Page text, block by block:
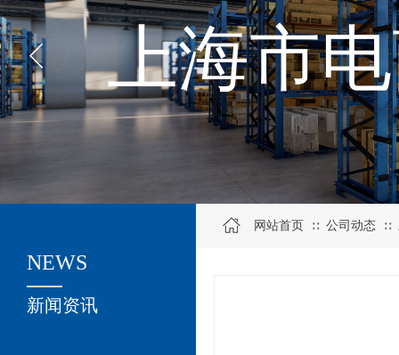
上海市
关于我们
新闻资讯
NEWS
网站首页 ∷ 公司动态 ∷